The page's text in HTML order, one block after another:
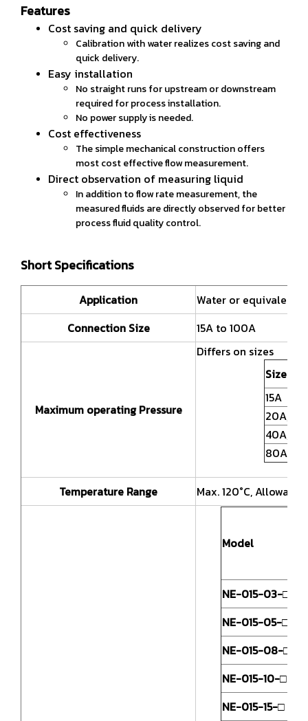
Features
Cost saving and quick delivery
Calibration with water realizes cost saving and
quick delivery.
Easy installation
No straight runs for upstream or downstream
required for process installation.
No power supply is needed.
Cost effectiveness
The simple mechanical construction offers
most cost effective flow measurement.
Direct observation of measuring liquid
In addition to flow rate measurement, the
measured fluids are directly observed for better
process fluid quality control.
Short Specifications
Application
Water or equivalent
Connection Size
15A to 100A
Maximum operating Pressure
Differs on sizes
Size
15A
20A,
40A,
80A,
Temperature Range Max. 120°C,
Model
NE-015-03-□
NE-015-05-□
NE-015-08-□
NE-015-10-□
NE-015-15-□